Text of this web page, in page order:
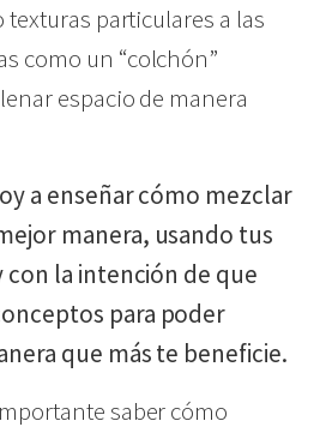
particulares a las
como un “colchón”
espacio de manera
a enseñar cómo mezclar
manera, usando tus
con la intención de que
para poder
que más te beneficie.
saber cómo